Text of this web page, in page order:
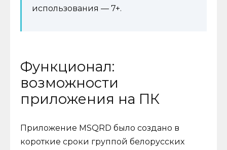
использования — 7+.
Функционал:
возможности
приложения на ПК
Приложение MSQRD было создано в
короткие сроки группой белорусских